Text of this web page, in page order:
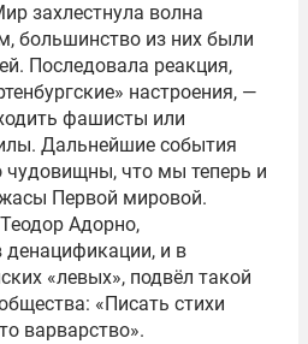
захлестнула волна
большинство из них были
Последовала реакция,
настроения, —
фашисты или
Дальнейшие события
чудовищны, что мы теперь и
Первой мировой.
Адорно,
денацификации, и в
«левых», подвёл такой
«Писать стихи
варварство».